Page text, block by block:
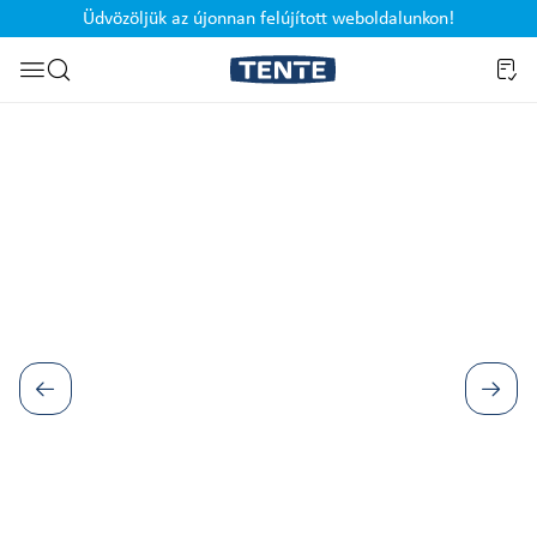
Ugrás a kereséshez
Üdvözöljük az újonnan felújított weboldalunkon!